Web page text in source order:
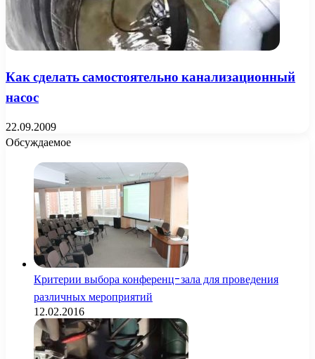
Как сделать самостоятельно канализационный
насос
22.09.2009
Обсуждаемое
Критерии выбора конференц-зала для проведения
различных мероприятий
12.02.2016